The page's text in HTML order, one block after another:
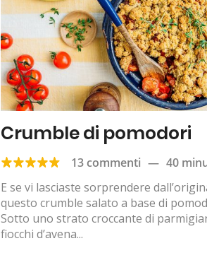
Crumble di pomodori
13 commenti — 40
E se vi lasciaste sorprendere
questo crumble salato a base di
Sotto uno strato croccante di
fiocchi d’avena...